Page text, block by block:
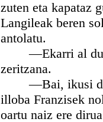
zuten eta kapataz
Langileak beren
antolatu.
—Ekarri al dute
zeritzana.
—Bai, ikusi dut
illoba Franzisek
oartu naiz ere